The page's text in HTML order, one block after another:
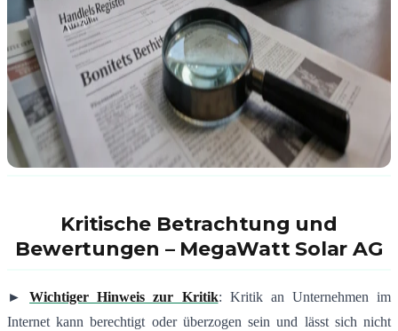
Kritische Betrachtung und
Bewertungen – MegaWatt Solar AG
►Wichtiger Hinweis zur Kritik: Kritik an Unternehmen im
Internet kann berechtigt oder überzogen sein und lässt sich nicht